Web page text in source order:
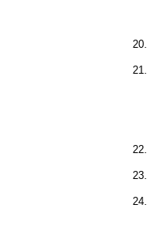
20.
21.
22.
23.
24.